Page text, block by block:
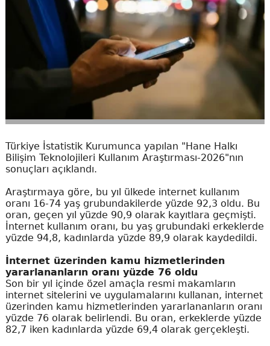
Türkiye İstatistik Kurumunca yapılan "Hane Halkı
Bilişim Teknolojileri Kullanım Araştırması-2026"nın
sonuçları açıklandı.
Araştırmaya göre, bu yıl ülkede internet kullanım
oranı 16-74 yaş grubundakilerde yüzde 92,3 oldu. Bu
oran, geçen yıl yüzde 90,9 olarak kayıtlara geçmişti.
İnternet kullanım oranı, bu yaş grubundaki erkeklerde
yüzde 94,8, kadınlarda yüzde 89,9 olarak kaydedildi.
İnternet üzerinden kamu hizmetlerinden
yararlananların oranı yüzde 76 oldu
Son bir yıl içinde özel amaçla resmi makamların
internet sitelerini ve uygulamalarını kullanan, internet
üzerinden kamu hizmetlerinden yararlananların oranı
yüzde 76 olarak belirlendi. Bu oran, erkeklerde yüzde
82,7 iken kadınlarda yüzde 69,4 olarak gerçekleşti.